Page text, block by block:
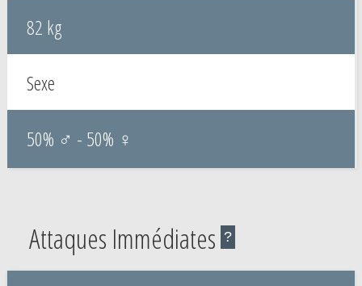
82 kg
Sexe
50% ♂ - 50% ♀
Attaques Immédiates ?